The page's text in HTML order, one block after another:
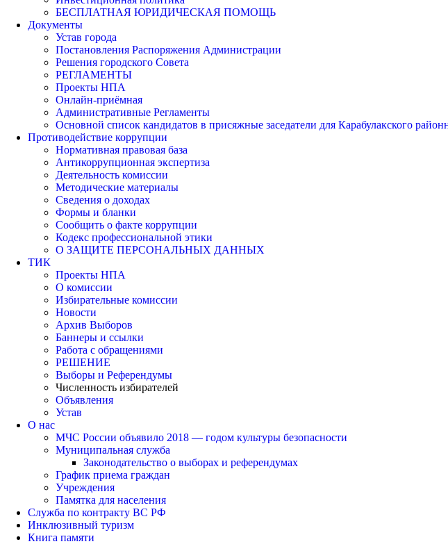
БЕСПЛАТНАЯ ЮРИДИЧЕСКАЯ ПОМОЩЬ
Документы
Устав города
Постановления Распоряжения Администрации
Решения городского Совета
РЕГЛАМЕНТЫ
Проекты НПА
Онлайн-приёмная
Административные Регламенты
Основной список кандидатов в присяжные заседатели для Карабулакского
Противодействие коррупции
Нормативная правовая база
Антикоррупционная экспертиза
Деятельность комиссии
Методические материалы
Сведения о доходах
Формы и бланки
Сообщить о факте коррупции
Кодекс профессиональной этики
О ЗАЩИТЕ ПЕРСОНАЛЬНЫХ ДАННЫХ
ТИК
Проекты НПА
О комиссии
Избирательные комиссии
Новости
Архив Выборов
Баннеры и ссылки
Работа с обращениями
РЕШЕНИЕ
Выборы и Референдумы
Численность избирателей
Объявления
Устав
О нас
МЧС России объявило 2018 — годом культуры безопасности
Муниципальная служба
Законодательство о выборах и референдумах
График приема граждан
Учреждения
Памятка для населения
Служба по контракту ВС РФ
Инклюзивный туризм
Книга памяти